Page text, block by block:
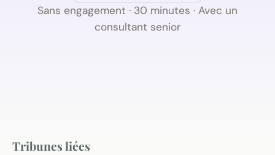
Sans engagement · 30 minutes · Avec un
consultant senior
Tribunes liées